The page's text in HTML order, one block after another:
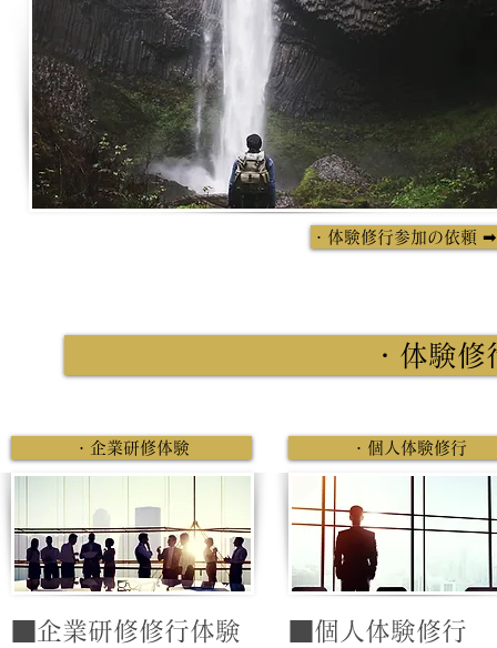
・体験修行参加の依
・体験
・企業研修体験 ・個人体験修行
■企業研修修行体験 ■個人体験修行